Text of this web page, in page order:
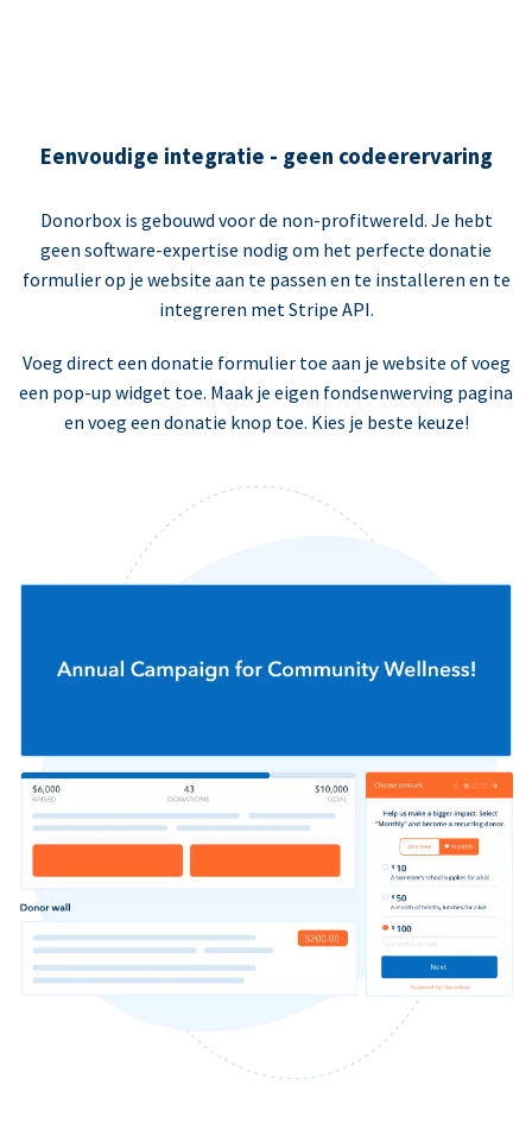
Eenvoudige integratie - geen codeerervaring
Donorbox is gebouwd voor de non-profitwereld. Je hebt
geen software-expertise nodig om het perfecte donatie
formulier op je website aan te passen en te installeren en te
integreren met Stripe API.
Voeg direct een donatie formulier toe aan je website of voeg
een pop-up widget toe. Maak je eigen fondsenwerving pagina
en voeg een donatie knop toe. Kies je beste keuze!